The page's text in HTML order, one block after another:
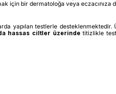
için bir dermatoloğa veya eczacınıza
yapılan testlerle
hassas ciltler üzerinde titizlikle